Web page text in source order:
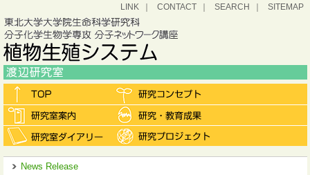
LINK CONTACT SEARCH SITEMAP
News Release